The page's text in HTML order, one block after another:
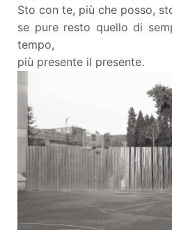
Sto con te, più che posso,
se pure resto quello di
tempo,
più presente il presente.